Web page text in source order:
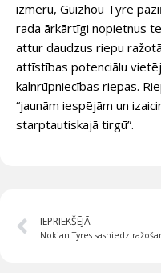
izmēru, Guizhou Tyre
rada ārkārtīgi nopietnus
attur daudzus riepu
attīstības potenciālu
kalnrūpniecības riepas.
“jaunām iespējām un
starptautiskajā tirgū”.
IEPRIEKŠĒJĀ